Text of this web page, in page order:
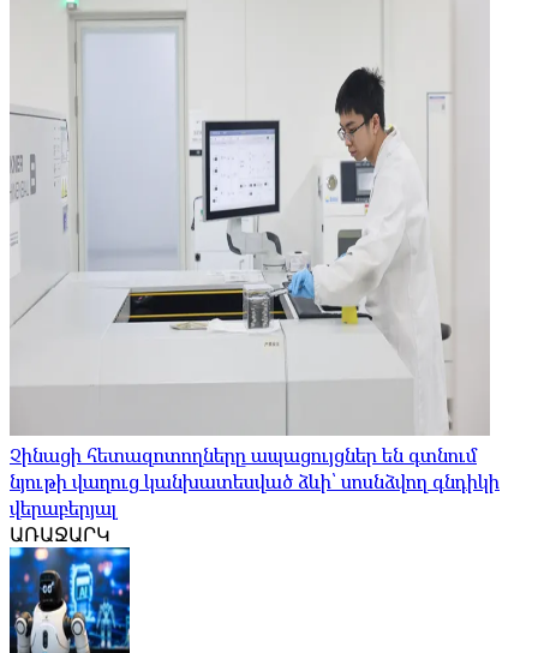
Չինացի հետազոտողները ապացույցներ են գտնում
նյութի վաղուց կանխատեսված ձևի՝ սոսնձվող գնդիկի
վերաբերյալ
ԱՌԱՋԱՐԿ